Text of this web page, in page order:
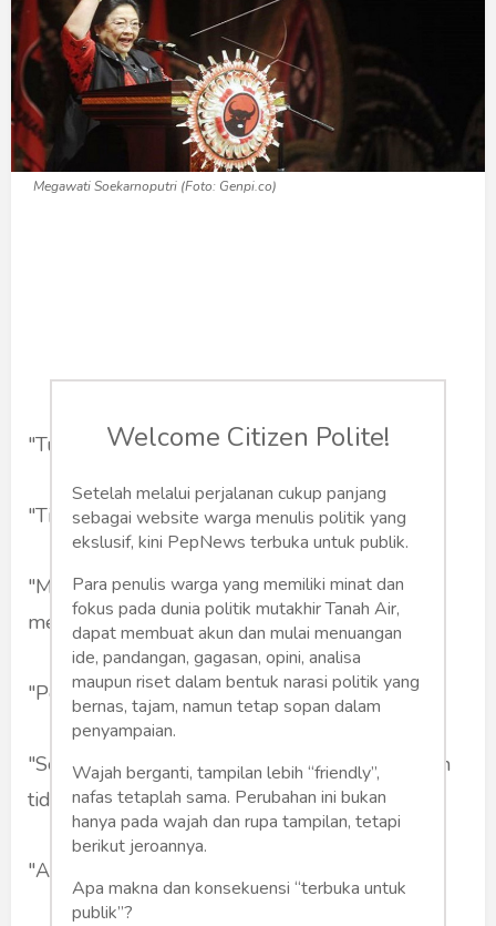
Megawati Soekarnoputri (Foto: Genpi.co)
"Tulis dong soal pidato Bu Mega di Bali".
"Tidak mau".
"Menarik lho pak. Apalagi kalau DI's Way yang
menulis".
"Politik. Sensitif," balas saya.
"Soal Sengon 1 Triliun itu kan juga sensitif. Kan
tidak apa-apa".
"Anda kan tidak merasakan," kata saya.
Welcome Citizen Polite!
Setelah melalui perjalanan cukup panjang
sebagai website warga menulis politik yang
ekslusif, kini PepNews terbuka untuk publik.
Para penulis warga yang memiliki minat dan
fokus pada dunia politik mutakhir Tanah Air,
dapat membuat akun dan mulai menuangan
ide, pandangan, gagasan, opini, analisa
maupun riset dalam bentuk narasi politik yang
bernas, tajam, namun tetap sopan dalam
penyampaian.
Wajah berganti, tampilan lebih “friendly”,
nafas tetaplah sama. Perubahan ini bukan
hanya pada wajah dan rupa tampilan, tetapi
berikut jeroannya.
Apa makna dan konsekuensi “terbuka untuk
publik”?